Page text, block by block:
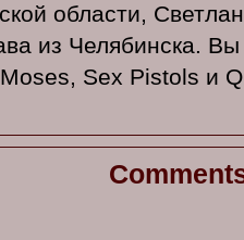
области,
из Челябинска.
Sex Pistols и